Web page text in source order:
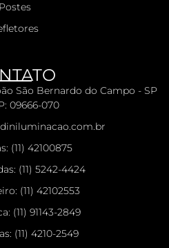
Postes
São Bernardo do Campo - SP
09666-070
(11) 42100875
(11) 5242-4424
(11) 42102553
(11) 91143-2849
(11) 4210-2549